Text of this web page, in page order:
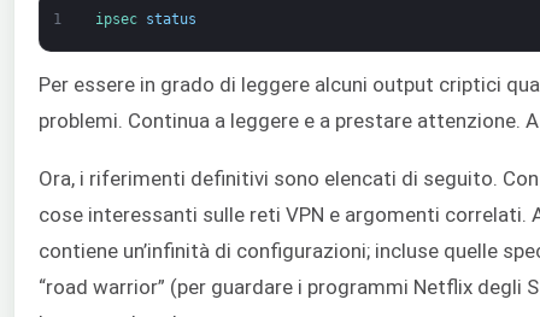
1 ipsec status
Per essere in grado di leggere alcuni output criptici
problemi. Continua a leggere e a prestare attenzione.
Ora, i riferimenti definitivi sono elencati di seguito.
cose interessanti sulle reti VPN e argomenti correlati.
contiene un’infinità di configurazioni; incluse quelle
“road warrior” (per guardare i programmi Netflix